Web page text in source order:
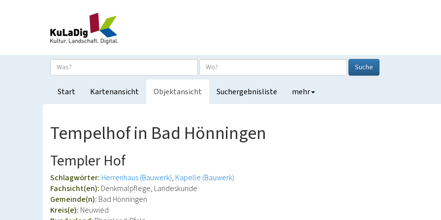
Suche
Start Kartenansicht Objektansicht Suchergebnisliste mehr
Tempelhof in Bad Hönningen
Templer Hof
Schlagwörter: Herrenhaus (Bauwerk) Kapelle (Bauwerk)
Fachsicht(en): Denkmalpflege, Landeskunde
Gemeinde(n): Bad Hönningen
Kreis(e): Neuwied